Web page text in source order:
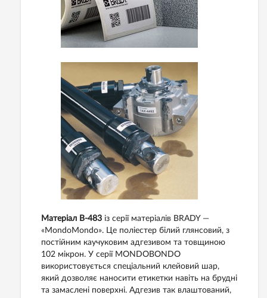
Матеріал B-483 із серії матеріалів BRADY —
«MondoMondo». Це поліестер білий глянсовий, з
постійним каучуковим адгезивом та товщиною
102 мікрон. У серії MONDOBONDO
використовується спеціальний клейовий шар,
який дозволяє наносити етикетки навіть на брудні
та замаслені поверхні. Адгезив так влаштований,